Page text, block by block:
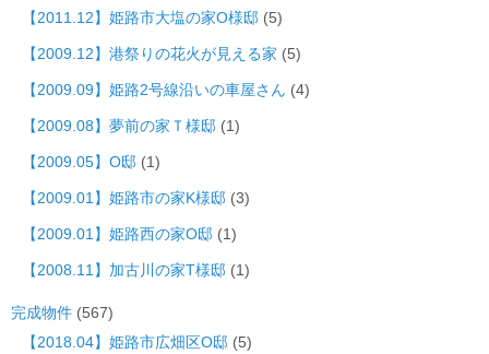
【2011.12】姫路市大塩の家O様邸 (5)
【2009.12】港祭りの花火が見える家 (5)
【2009.09】姫路2号線沿いの車屋さん (4)
【2009.08】夢前の家Ｔ様邸 (1)
【2009.05】O邸 (1)
【2009.01】姫路市の家K様邸 (3)
【2009.01】姫路西の家O邸 (1)
【2008.11】加古川の家T様邸 (1)
完成物件 (567)
【2018.04】姫路市広畑区O邸 (5)